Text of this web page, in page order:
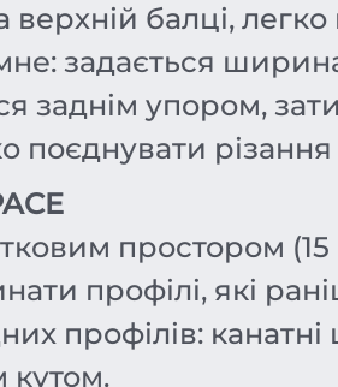
балці,
задається
заднім упором,
простором
профілі, які
профілів:
кутом.